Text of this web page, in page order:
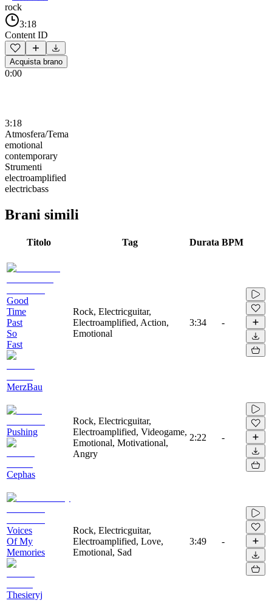
rock
3:18
Content ID
Acquista brano
0:00
3:18
Atmosfera/Tema
emotional
contemporary
Strumenti
electroamplified
electricbass
Brani simili
Titolo Tag Durata BPM
Good
Time
Past
So
Fast
MerzBau
Rock, Electricguitar,
Electroamplified, Action,
Emotional
3:34 -
Pushing
Cephas
Rock, Electricguitar,
Electroamplified, Videogame,
Emotional, Motivational,
Angry
2:22 -
Voices
Of My
Memories
Thesieryj
Rock, Electricguitar,
Electroamplified, Love,
Emotional, Sad
3:49 -